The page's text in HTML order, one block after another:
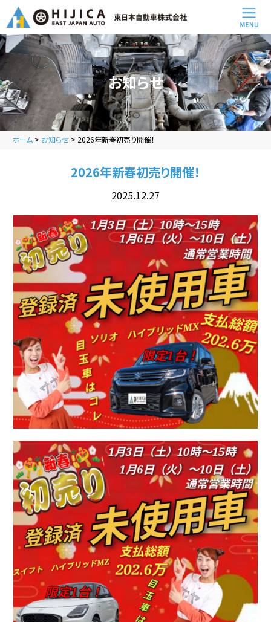
お知らせ
ホーム > お知らせ > 2026年新春初売り開催！
2026年新春初売り開催！
2025.12.27